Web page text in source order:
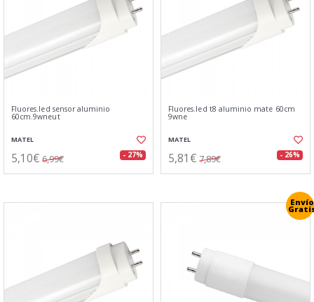
Fluores.led sensor aluminio
60cm.9wneut
MATEL
5,10€ 6,99€ - 27%
Fluores.led t8 aluminio mate 60cm
9wne
MATEL
5,81€ 7,89€ - 26%
Envío